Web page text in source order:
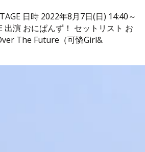
日時 2022年8月7日(日) 14:40～
出演 おにぱんず！ セットリスト お
The Future（可憐Girl&